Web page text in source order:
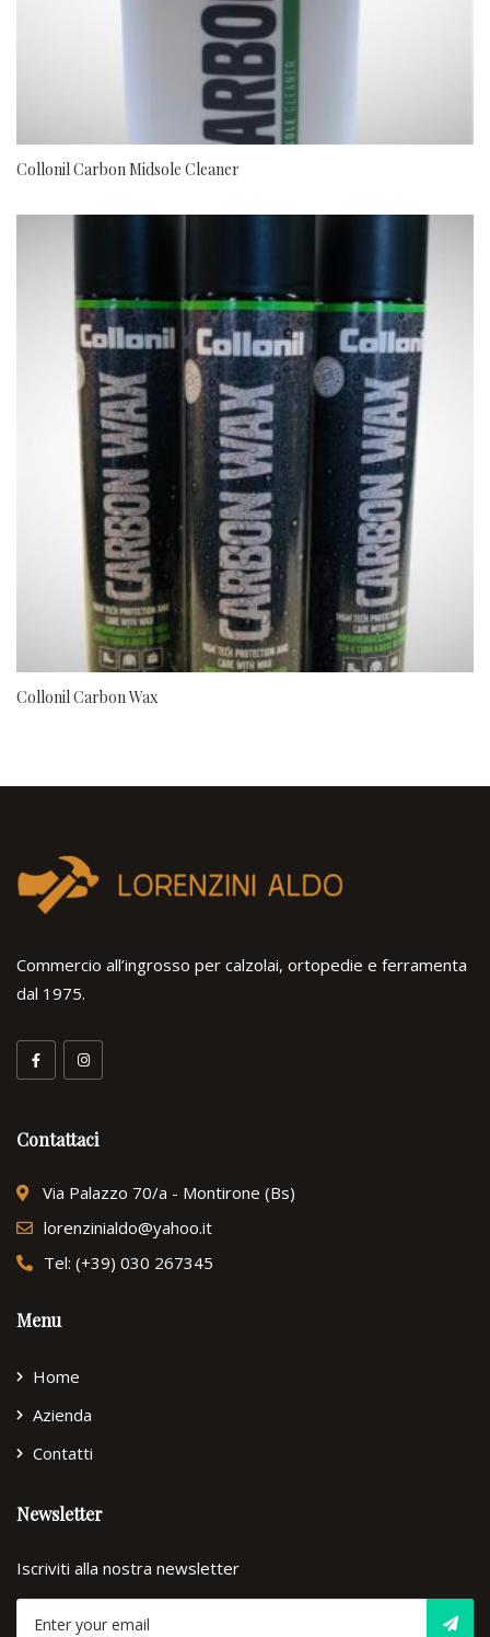
Collonil Carbon Midsole Cleaner
Collonil Carbon Wax
Commercio all’ingrosso per calzolai, ortopedie e ferramenta
dal 1975.
Contattaci
Via Palazzo 70/a - Montirone (Bs)
lorenzinialdo@yahoo.it
Tel: (+39) 030 267345
Menu
Home
Azienda
Contatti
Newsletter
Iscriviti alla nostra newsletter